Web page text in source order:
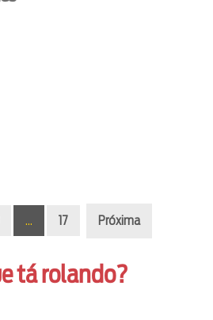
… 17 Próxima
tá rolando?